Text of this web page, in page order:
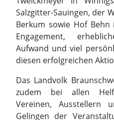
Das Landvolk
zudem bei allen
Vereinen, Ausstellern
Gelingen der
Ein besonderer Dank
Rundfunk als
sowie den
Öffentliche
Öffentliche
Ostfriesische